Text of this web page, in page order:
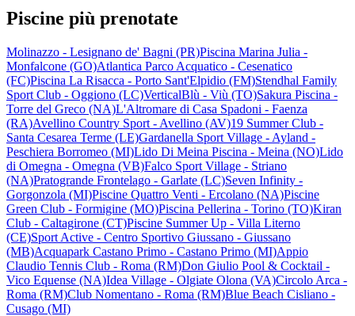
Piscine più prenotate
Molinazzo - Lesignano de' Bagni (PR)Piscina Marina Julia -
Monfalcone (GO)Atlantica Parco Acquatico - Cesenatico
(FC)Piscina La Risacca - Porto Sant'Elpidio (FM)Stendhal Family
Sport Club - Oggiono (LC)VerticalBlù - Viù (TO)Sakura Piscina -
Torre del Greco (NA)L'Altromare di Casa Spadoni - Faenza
(RA)Avellino Country Sport - Avellino (AV)19 Summer Club -
Santa Cesarea Terme (LE)Gardanella Sport Village - Ayland -
Peschiera Borromeo (MI)Lido Di Meina Piscina - Meina (NO)Lido
di Omegna - Omegna (VB)Falco Sport Village - Striano
(NA)Pratogrande Frontelago - Garlate (LC)Seven Infinity -
Gorgonzola (MI)Piscine Quattro Venti - Ercolano (NA)Piscine
Green Club - Formigine (MO)Piscina Pellerina - Torino (TO)Kiran
Club - Caltagirone (CT)Piscine Summer Up - Villa Literno
(CE)Sport Active - Centro Sportivo Giussano - Giussano
(MB)Acquapark Castano Primo - Castano Primo (MI)Appio
Claudio Tennis Club - Roma (RM)Don Giulio Pool & Cocktail -
Vico Equense (NA)Idea Village - Olgiate Olona (VA)Circolo Arca -
Roma (RM)Club Nomentano - Roma (RM)Blue Beach Cisliano -
Cusago (MI)